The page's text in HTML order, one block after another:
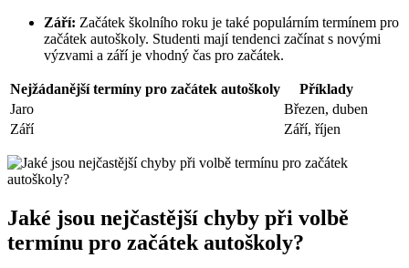
Září: Začátek školního roku je ⁢také populárním termínem ​pro
začátek ⁤autoškoly. ‍Studenti mají tendenci ⁢začínat s novými⁢
výzvami a ⁢září je vhodný čas ⁢pro začátek.
Nejžádanější‍ termíny pro začátek ⁤autoškoly
Příklady
Jaro
Březen, duben
Září
Září, ​říjen
Jaké⁣ jsou nejčastější⁢ chyby při volbě
termínu ⁣pro začátek autoškoly?